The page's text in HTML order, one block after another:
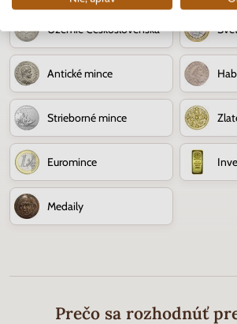
Územie Československa
Antické mince
Strieborné mince
Euromince
Medaily
Prečo sa rozhodnúť